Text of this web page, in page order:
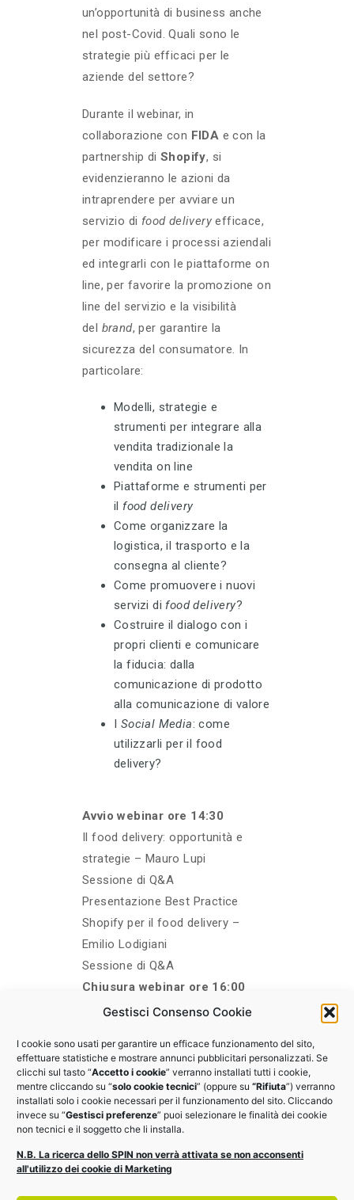
Gestisci Consenso Cookie
I cookie sono usati per garantire un efficace funzionamento del sito,
effettuare statistiche e mostrare annunci pubblicitari personalizzati. Se
clicchi sul tasto “Accetto i cookie” verranno installati tutti i cookie,
mentre cliccando su “solo cookie tecnici” (oppure su “Rifiuta”) verranno
installati solo i cookie necessari per il funzionamento del sito. Cliccando
invece su “Gestisci preferenze” puoi selezionare le finalità dei cookie
non tecnici e il soggetto che li installa.
N.B. La ricerca dello SPIN non verrà attivata se non acconsenti
all'utilizzo dei cookie di Marketing
un’opportunità di business anche
nel post-Covid. Quali sono le
strategie più efficaci per le
aziende del settore?
Durante il webinar, in
collaborazione con FIDA e con la
partnership diShopify, si
evidenzieranno le azioni da
intraprendere per avviare un
servizio di food delivery efficace,
per modificare i processi aziendali
ed integrarli con le piattaforme on
line, per favorire la promozione on
line del servizio e la visibilità
del brand, per garantire la
sicurezza del consumatore. In
particolare:
Modelli, strategie e
strumenti per integrare alla
vendita tradizionale la
vendita on line
Piattaforme e strumenti per
il food delivery
Come organizzare la
logistica, il trasporto e la
consegna al cliente?
Come promuovere i nuovi
servizi di food delivery?
Costruire il dialogo con i
propri clienti e comunicare
la fiducia: dalla
comunicazione di prodotto
alla comunicazione di valore
I Social Media: come
utilizzarli per il food
delivery?
Avvio webinar ore 14:30
Il food delivery: opportunità e
strategie – Mauro Lupi
Sessione di Q&A
Presentazione Best Practice
Shopify per il food delivery –
Emilio Lodigiani
Sessione di Q&A
Chiusura webinar ore 16:00
ISCRIVITI
The event is finished.